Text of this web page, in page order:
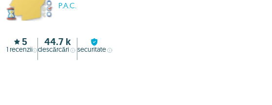
P.A.C.
5
1 recenzii
44.7 k
descărcări securitate